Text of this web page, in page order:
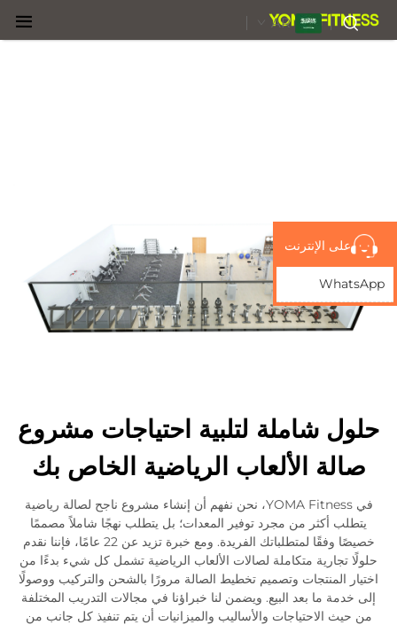
AR
حلول شاملة لتلبية احتياجات مشروع
صالة الألعاب الرياضية الخاص بك
في YOMA Fitness، نحن نفهم أن إنشاء مشروع ناجح لصالة رياضية
يتطلب أكثر من مجرد توفير المعدات؛ بل يتطلب نهجًا شاملاً مصممًا
خصيصًا وفقًا لمتطلباتك الفريدة. ومع خبرة تزيد عن 22 عامًا، فإننا نقدم
حلولًا تجارية متكاملة لصالات الألعاب الرياضية تشمل كل شيء بدءًا من
اختيار المنتجات وتصميم تخطيط الصالة مرورًا بالشحن والتركيب ووصولًا
إلى خدمة ما بعد البيع. ويضمن لنا خبراؤنا في مجالات التدريب المختلفة
من حيث الاحتياجات والأساليب والميزانيات أن يتم تنفيذ كل جانب من
على الإنترنت
WhatsApp